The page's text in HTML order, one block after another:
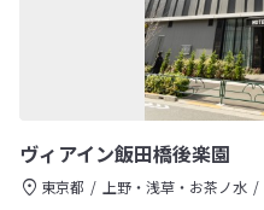
ヴィアイン飯田橋後楽園
東京都 上野・浅草・お茶ノ水